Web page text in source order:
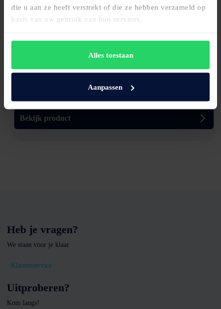
die u aan ze heeft verstrekt of die ze hebben verzameld op
basis van uw gebruik van hun services.
Alles toestaan
Aanpassen
Schramm matras Divina
€4.583,00
Bekijk product
Heb je vragen?
We staan voor je klaar
Klantenservice
Uitproberen?
Kom langs!